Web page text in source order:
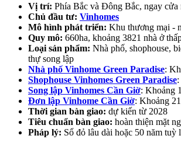
Vị trí: Phía Bắc và Đông Bắc, ngay cửa
Chủ đầu tư: Vinhomes
Mô hình phát triển: Khu thương mại -
Quy mô: 660ha, khoảng 3821 nhà ở
Loại sản phẩm: Nhà phố, shophouse,
thự song lập
Nhà phố Vinhome Green Paradise:
Shophouse Vinhomes Green Paradise
Song lập Vinhomes Cần Giờ: Khoảng
Đơn lập Vinhome Cần Giờ: Khoảng
Thời gian bàn giao: dự kiến từ 2028
Tiêu chuẩn bàn giao: hoàn thiện mặt
Pháp lý: Sổ đỏ lâu dài hoặc 50 năm tuỳ